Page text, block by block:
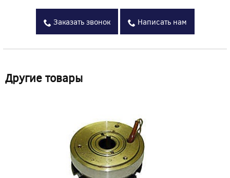
Заказать звонок Написать нам
Другие товары